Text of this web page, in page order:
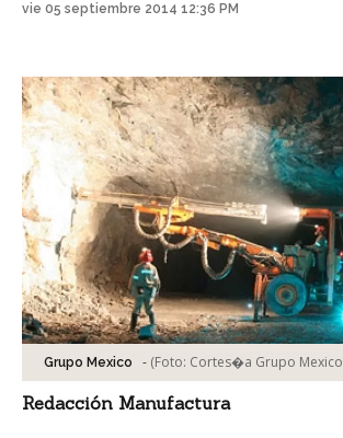
vie 05 septiembre 2014 12:36 PM
Grupo Mexico - (Foto: Cortes�a Grupo Mexico
Redacción Manufactura